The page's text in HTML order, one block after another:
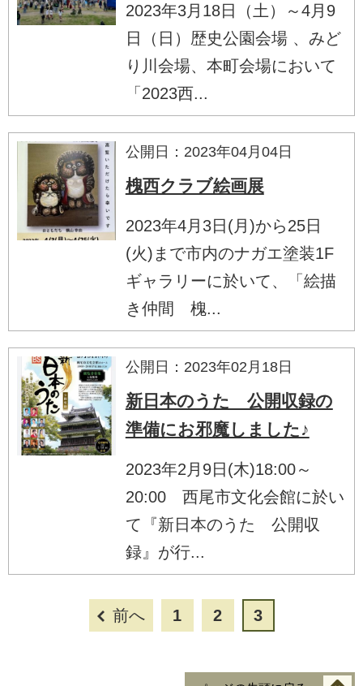
2023年3月18日（土）～4月9
日（日）歴史公園会場 、みど
り川会場、本町会場において
「2023西...
公開日：2023年04月04日
槐西クラブ絵画展
2023年4月3日(月)から25日
(火)まで市内のナガエ塗装1F
ギャラリーに於いて、「絵描
き仲間 槐...
公開日：2023年02月18日
新日本のうた 公開収録の
準備にお邪魔しました♪
2023年2月9日(木)18:00～
20:00 西尾市文化会館に於い
て『新日本のうた 公開収
録』が行...
前へ 1 2 3